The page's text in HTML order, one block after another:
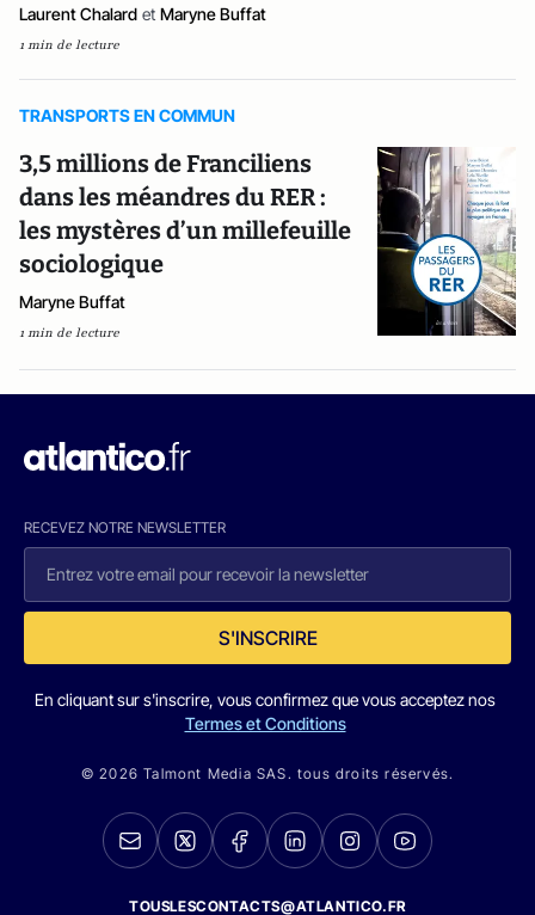
Laurent Chalard et Maryne Buffat
1 min de lecture
TRANSPORTS EN COMMUN
3,5 millions de Franciliens
dans les méandres du RER :
les mystères d’un millefeuille
sociologique
Maryne Buffat
1 min de lecture
RECEVEZ NOTRE NEWSLETTER
S'INSCRIRE
En cliquant sur s'inscrire, vous confirmez que vous acceptez nos
Termes et Conditions
© 2026 Talmont Media SAS. tous droits réservés.
TOUSLESCONTACTS@ATLANTICO.FR